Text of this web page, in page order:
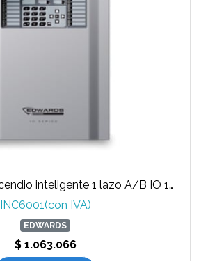
Central alarma incendio inteligente 1 lazo A/B IO 1000G-2SP marca EDWARDS
INC6001(con IVA)
EDWARDS
$ 1.063.066